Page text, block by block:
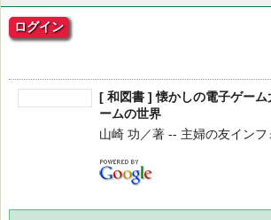
ログイン
[ 和図書 ] 懐かしの電子ゲー
ームの世界
山崎 功／著 -- 主婦の友イン